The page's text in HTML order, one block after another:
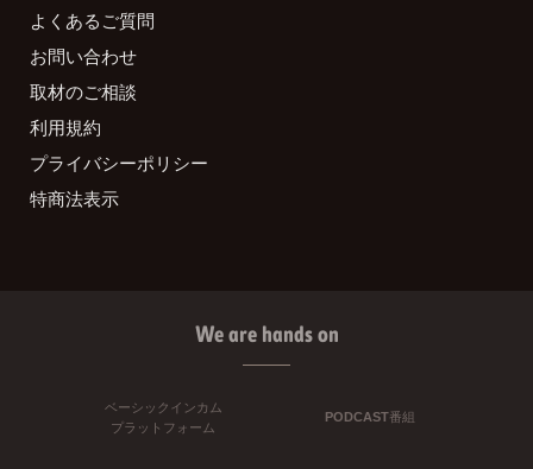
よくあるご質問
お問い合わせ
取材のご相談
利用規約
プライバシーポリシー
特商法表示
We are hands on
ベーシックインカム
プラットフォーム
PODCAST番組